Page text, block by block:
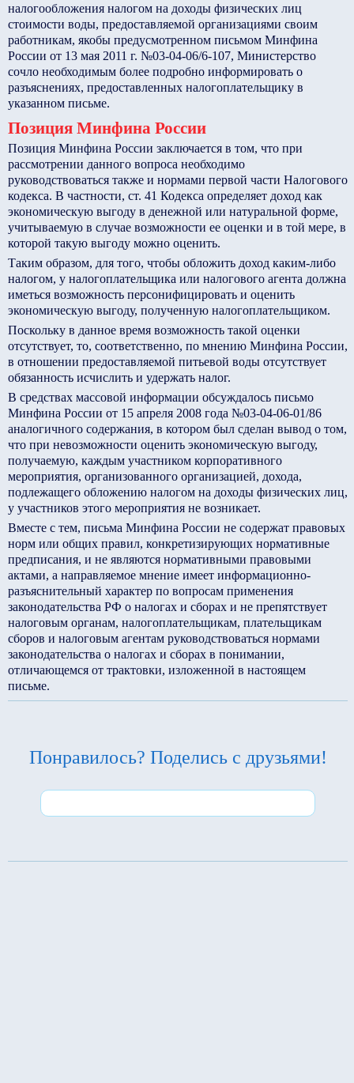
налогообложения налогом на доходы физических лиц
стоимости воды, предоставляемой организациями своим
работникам, якобы предусмотренном письмом Минфина
России от 13 мая 2011 г. №03-04-06/6-107, Министерство
сочло необходимым более подробно информировать о
разъяснениях, предоставленных налогоплательщику в
указанном письме.
Позиция Минфина России
Позиция Минфина России заключается в том, что при
рассмотрении данного вопроса необходимо
руководствоваться также и нормами первой части Налогового
кодекса. В частности, ст. 41 Кодекса определяет доход как
экономическую выгоду в денежной или натуральной форме,
учитываемую в случае возможности ее оценки и в той мере, в
которой такую выгоду можно оценить.
Таким образом, для того, чтобы обложить доход каким-либо
налогом, у налогоплательщика или налогового агента должна
иметься возможность персонифицировать и оценить
экономическую выгоду, полученную налогоплательщиком.
Поскольку в данное время возможность такой оценки
отсутствует, то, соответственно, по мнению Минфина России,
в отношении предоставляемой питьевой воды отсутствует
обязанность исчислить и удержать налог.
В средствах массовой информации обсуждалось письмо
Минфина России от 15 апреля 2008 года №03-04-06-01/86
аналогичного содержания, в котором был сделан вывод о том,
что при невозможности оценить экономическую выгоду,
получаемую, каждым участником корпоративного
мероприятия, организованного организацией, дохода,
подлежащего обложению налогом на доходы физических лиц,
у участников этого мероприятия не возникает.
Вместе с тем, письма Минфина России не содержат правовых
норм или общих правил, конкретизирующих нормативные
предписания, и не являются нормативными правовыми
актами, а направляемое мнение имеет информационно-
разъяснительный характер по вопросам применения
законодательства РФ о налогах и сборах и не препятствует
налоговым органам, налогоплательщикам, плательщикам
сборов и налоговым агентам руководствоваться нормами
законодательства о налогах и сборах в понимании,
отличающемся от трактовки, изложенной в настоящем
письме.
Понравилось? Поделись с друзьями!